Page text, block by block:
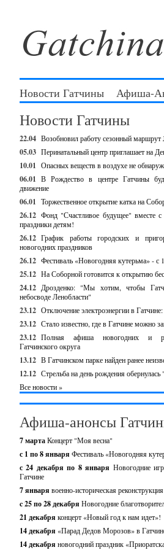
Новости Гатчины Афиша-
Новости Гатчины
22.04 Возобновил работу сезонный
05.03 Перинатальный центр приглашает на
10.01 Опасных веществ в воздухе не
06.01 В Рождество в центре Гатчины
движение
06.01 Торжественное открытие катка на
26.12 Фонд "Счастливое будущее" вместе с
праздники детям!
26.12 График работы городских и
новогодних праздников
26.12 Фестиваль «Новогодняя кутерьма» - с
25.12 На Соборной готовится к открытию
24.12 Дрозденко: "Мы хотим, чтобы
небосводе Ленобласти"
23.12 Отключение электроэнергии в
23.12 Стало известно, где в Гатчине можно
23.12 Полная афиша новогодних и
Гатчинского округа
13.12 В Гатчинском парке найден ранее
12.12 Стрельба на день рождения
Все новости »
Афиша-анонсы
7 мартаКонцерт "Моя весна"
с 1 по 8 января Фестиваль «Новогодняя
с 24 декабря по 8 января Новогодние
Гатчине
7 января военно-историческая
c 25 по 28 декабря Новогодние
21 декабря концерт «Новый год к нам идет»!
14 декабря «Парад Дедов Морозов» в
14 декабря новогодний праздник